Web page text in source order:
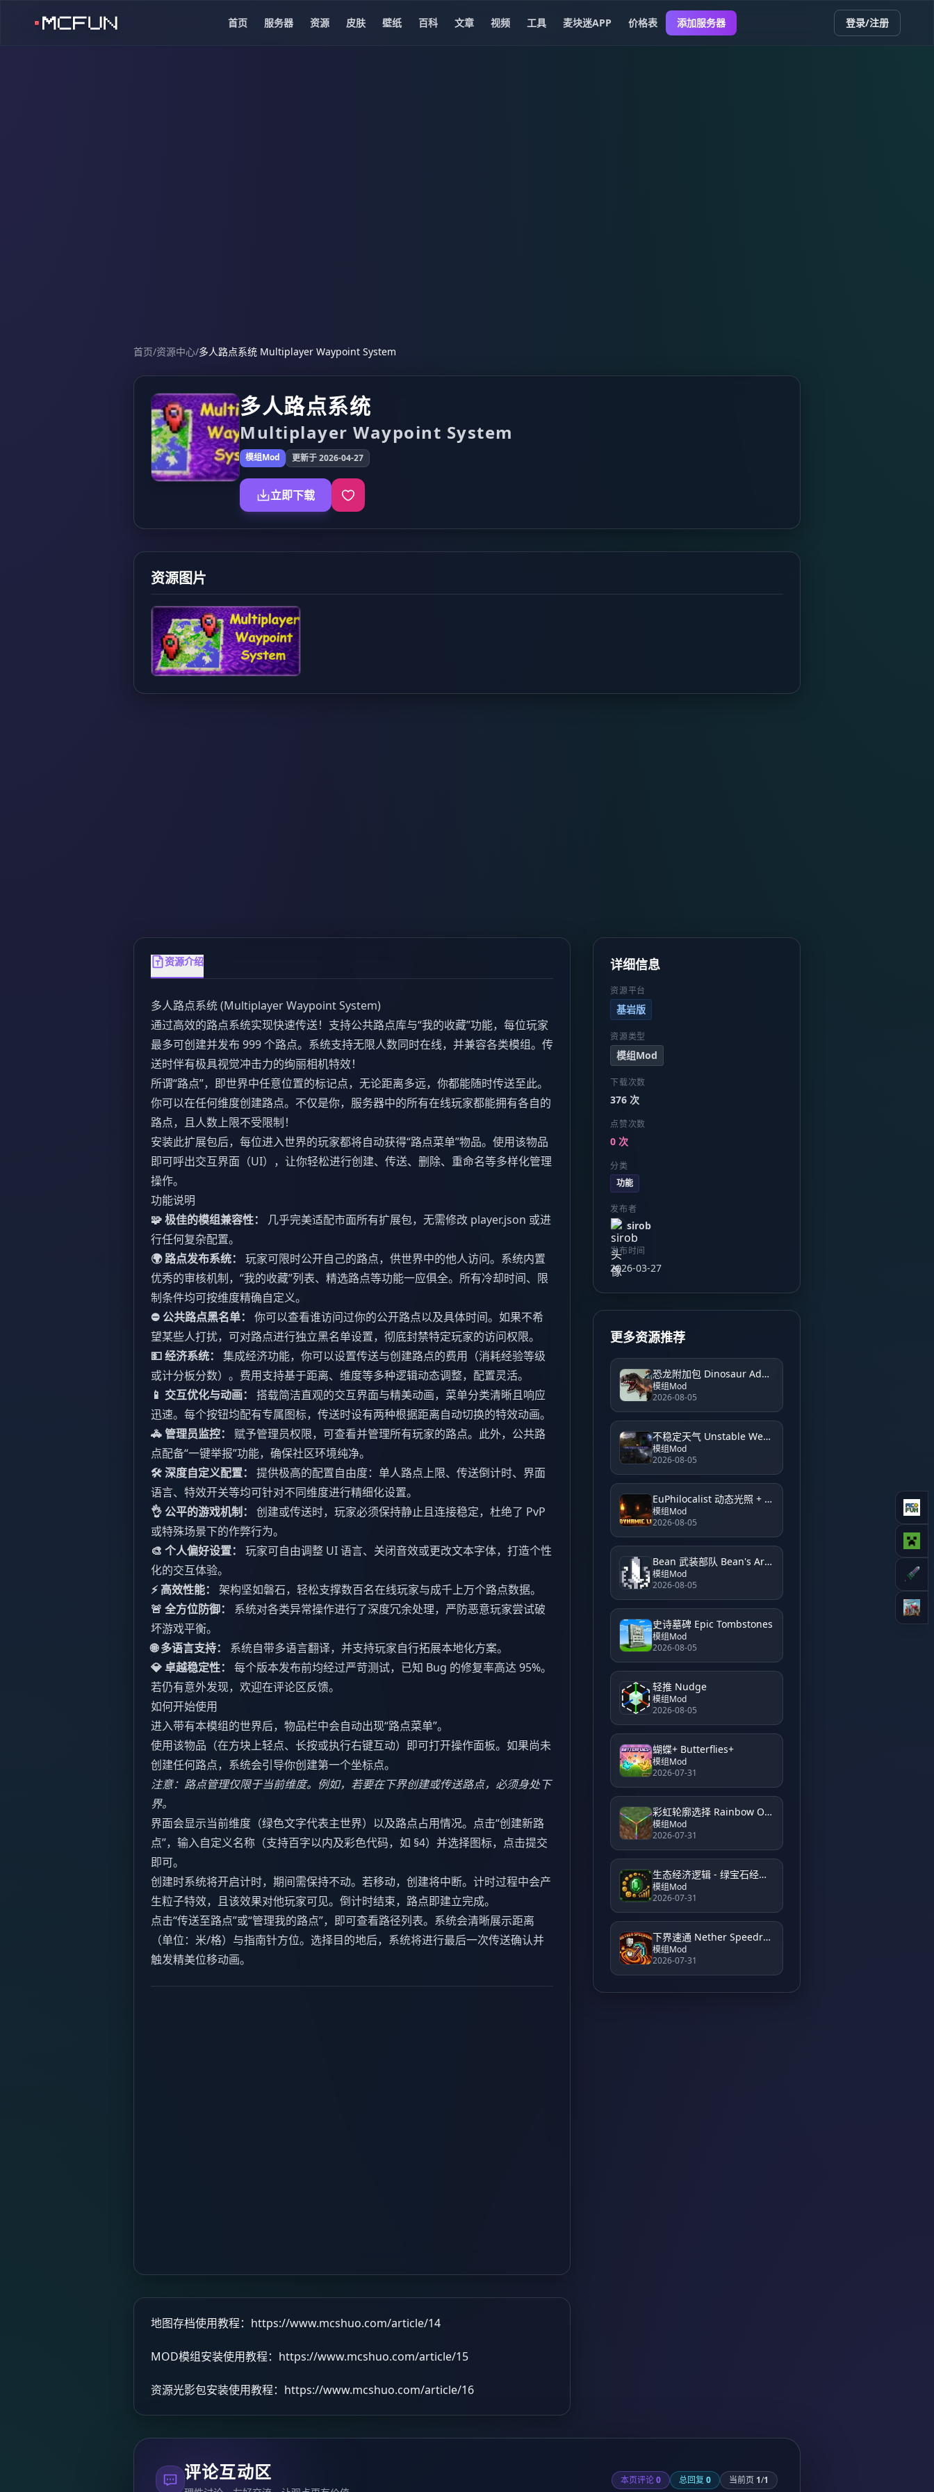
首页 服务器 资源 皮肤 壁纸 百科 文章 视频 工具 麦块迷APP 价格表 添加服务器 登录/注册
首页/资源中心/多人路点系统 Multiplayer Waypoint System
多人路点系统
Multiplayer Waypoint System
模组Mod 更新于 2026-04-27
立即下载
资源图片
资源介绍
多人路点系统 (Multiplayer Waypoint System)
通过高效的路点系统实现快速传送！支持公共路点库与“我的收藏”功能，每位玩家
最多可创建并发布 999 个路点。系统支持无限人数同时在线，并兼容各类模组。传
送时伴有极具视觉冲击力的绚丽相机特效！
所谓“路点”，即世界中任意位置的标记点，无论距离多远，你都能随时传送至此。
你可以在任何维度创建路点。不仅是你，服务器中的所有在线玩家都能拥有各自的
路点，且人数上限不受限制！
安装此扩展包后，每位进入世界的玩家都将自动获得“路点菜单”物品。使用该物品
即可呼出交互界面（UI），让你轻松进行创建、传送、删除、重命名等多样化管理
操作。
功能说明
🧩 极佳的模组兼容性：
几乎完美适配市面所有扩展包，无需修改 player.json 或进
行任何复杂配置。
🌍 路点发布系统：
玩家可限时公开自己的路点，供世界中的他人访问。系统内置
优秀的审核机制，“我的收藏”列表、精选路点等功能一应俱全。所有冷却时间、限
制条件均可按维度精确自定义。
⛔ 公共路点黑名单：
你可以查看谁访问过你的公开路点以及具体时间。如果不希
望某些人打扰，可对路点进行独立黑名单设置，彻底封禁特定玩家的访问权限。
💵 经济系统：
集成经济功能，你可以设置传送与创建路点的费用（消耗经验等级
或计分板分数）。费用支持基于距离、维度等多种逻辑动态调整，配置灵活。
📱 交互优化与动画：
搭载简洁直观的交互界面与精美动画，菜单分类清晰且响应
迅速。每个按钮均配有专属图标，传送时设有两种根据距离自动切换的特效动画。
🚓 管理员监控：
赋予管理员权限，可查看并管理所有玩家的路点。此外，公共路
点配备“一键举报”功能，确保社区环境纯净。
🛠️ 深度自定义配置：
提供极高的配置自由度：单人路点上限、传送倒计时、界面
语言、特效开关等均可针对不同维度进行精细化设置。
👌 公平的游戏机制：
创建或传送时，玩家必须保持静止且连接稳定，杜绝了 PvP
或特殊场景下的作弊行为。
🎨 个人偏好设置：
玩家可自由调整 UI 语言、关闭音效或更改文本字体，打造个性
化的交互体验。
⚡ 高效性能：
架构坚如磐石，轻松支撑数百名在线玩家与成千上万个路点数据。
🚨 全方位防御：
系统对各类异常操作进行了深度冗余处理，严防恶意玩家尝试破
坏游戏平衡。
🌐 多语言支持：
系统自带多语言翻译，并支持玩家自行拓展本地化方案。
💎 卓越稳定性：
每个版本发布前均经过严苛测试，已知 Bug 的修复率高达 95%。
若仍有意外发现，欢迎在评论区反馈。
如何开始使用
进入带有本模组的世界后，物品栏中会自动出现“路点菜单”。
使用该物品（在方块上轻点、长按或执行右键互动）即可打开操作面板。如果尚未
创建任何路点，系统会引导你创建第一个坐标点。
注意：路点管理仅限于当前维度。例如，若要在下界创建或传送路点，必须身处下
界。
界面会显示当前维度（绿色文字代表主世界）以及路点占用情况。点击“创建新路
点”，输入自定义名称（支持百字以内及彩色代码，如 §4）并选择图标，点击提交
即可。
创建时系统将开启计时，期间需保持不动。若移动，创建将中断。计时过程中会产
生粒子特效，且该效果对他玩家可见。倒计时结束，路点即建立完成。
点击“传送至路点”或“管理我的路点”，即可查看路径列表。系统会清晰展示距离
（单位：米/格）与指南针方位。选择目的地后，系统将进行最后一次传送确认并
触发精美位移动画。
地图存档使用教程： https://www.mcshuo.com/article/14
MOD模组安装使用教程： https://www.mcshuo.com/article/15
资源光影包安装使用教程： https://www.mcshuo.com/article/16
详细信息
资源平台
基岩版
资源类型
模组Mod
下载次数
376 次
点赞次数
0 次
分类
功能
发布者
sirob
发布时间
2026-03-27
更多资源推荐
恐龙附加包 Dinosaur Add-On
模组Mod
2026-08-05
不稳定天气 Unstable Weather (eu)
模组Mod
2026-08-05
EuPhilocalist 动态光照 + 副手动态光照 EuPhilocalist Dynamic Light + Offhand Dynamic Light
模组Mod
2026-08-05
Bean 武装部队 Bean's Armed Forces
模组Mod
2026-08-05
史诗墓碑 Epic Tombstones
模组Mod
2026-08-05
轻推 Nudge
模组Mod
2026-08-05
蝴蝶+ Butterflies+
模组Mod
2026-07-31
彩虹轮廓选择 Rainbow Outline Selection
模组Mod
2026-07-31
生态经济逻辑 - 绿宝石经济与动态市场 Ecosystem Logic - Emerald Economy & Dynamic Markets
模组Mod
2026-07-31
下界速通 Nether Speedrun
模组Mod
2026-07-31
评论互动区 本页评论0 总回复 0 当前页 1/1